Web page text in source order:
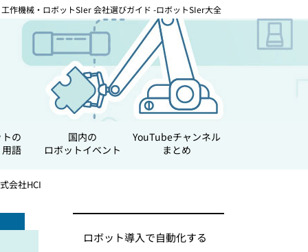
工作機械・ロボットSIer 会社選びガイド -ロボットSIer大全
の
語
国内の
ロボットイベント
YouTubeチャンネル
まとめ
会社HCI
ロボット導入で自動化する